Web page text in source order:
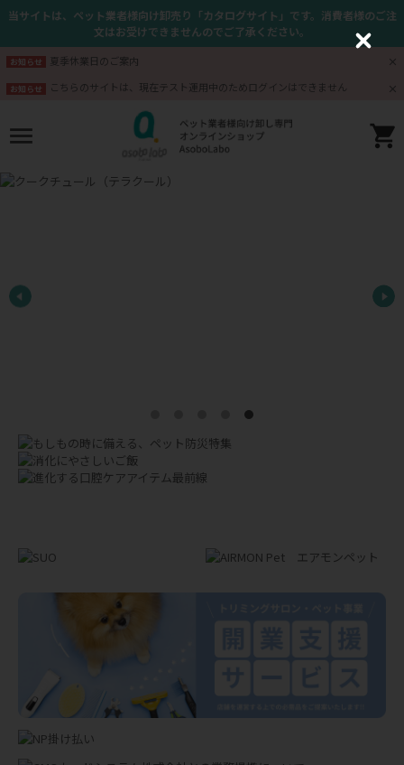
当サイトは、ペット業者様向け卸売り「カタログサイト」です。消費者様のご注
文はお受けできませんのでご了承ください。
お知らせ 夏季休業日のご案内
お知らせ こちらのサイトは、現在テスト運用中のためログインはできません
C